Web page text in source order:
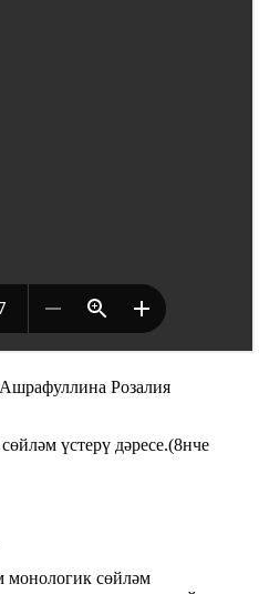
Ашрафуллина Розалия
үстерү дәресе.(8нче
монологик сөйләм